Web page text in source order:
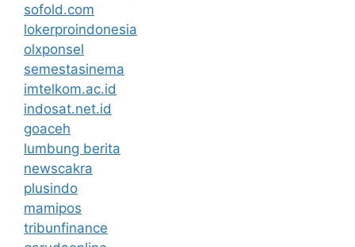
sofold.com
lokerproindonesia
olxponsel
semestasinema
imtelkom.ac.id
indosat.net.id
goaceh
lumbung berita
newscakra
plusindo
mamipos
tribunfinance